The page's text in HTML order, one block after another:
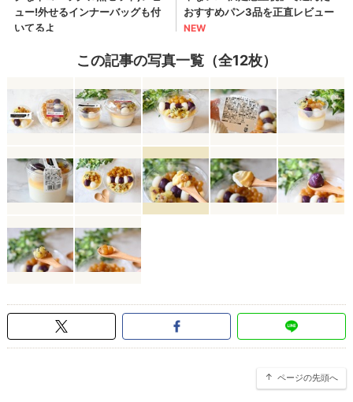
この記事の写真一覧（全12枚）
ページの先頭へ